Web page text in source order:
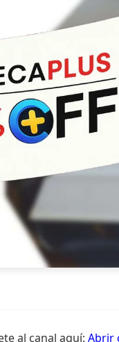
al canal aquí: Abrir